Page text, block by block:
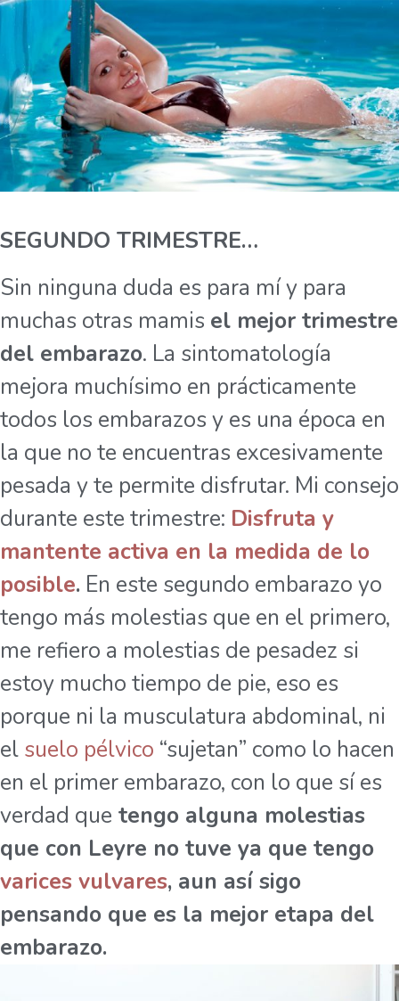
SEGUNDO TRIMESTRE…
Sin ninguna duda es para mí y para
muchas otras mamis el mejor trimestre
del embarazo. La sintomatología
mejora muchísimo en prácticamente
todos los embarazos y es una época en
la que no te encuentras excesivamente
pesada y te permite disfrutar. Mi consejo
durante este trimestre: Disfruta y
mantente activa en la medida de lo
posible. En este segundo embarazo yo
tengo más molestias que en el primero,
me refiero a molestias de pesadez si
estoy mucho tiempo de pie, eso es
porque ni la musculatura abdominal, ni
el suelo pélvico “sujetan” como lo hacen
en el primer embarazo, con lo que sí es
verdad que tengo alguna molestias
que con Leyre no tuve ya que tengo
varices vulvares, aun así sigo
pensando que es la mejor etapa del
embarazo.